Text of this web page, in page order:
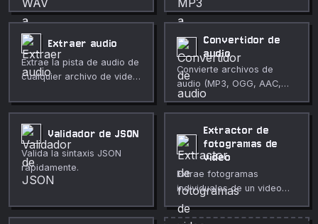
directamente en tu
navegador. Tasa de bits
ajustable de 64 a 320
kbps. Totalmente privado.
comprimir de 16 bits
directamente en tu
navegador. Totalmente
privado, sin necesidad de
subir archivos.
Extraer audio
Extrae la pista de audio de
cualquier archivo de video
Convertidor de
audio
Convierte archivos de
audio (MP3, OGG, AAC,
FLAC) a WAV con opciones
personalizadas de
frecuencia de muestreo y
mono/estéreo.
Validador de JSON
Valida la sintaxis JSON
rápidamente.
Extractor de
fotogramas de
video
Extrae fotogramas
individuales de un video
como imágenes PNG en
cualquier intervalo,